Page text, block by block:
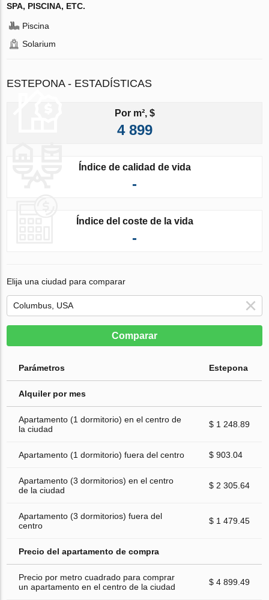
SPA, PISCINA, ETC.
Piscina
Solarium
ESTEPONA - ESTADÍSTICAS
Por m², $
4 899
Índice de calidad de vida
-
Índice del coste de la vida
-
Elija una ciudad para comparar
Comparar
Parámetros Estepona
Alquiler por mes
Apartamento (1 dormitorio) en el centro de
la ciudad
$ 1 248.89
Apartamento (1 dormitorio) fuera del centro $ 903.04
Apartamento (3 dormitorios) en el centro
de la ciudad
$ 2 305.64
Apartamento (3 dormitorios) fuera del
centro
$ 1 479.45
Precio del apartamento de compra
Precio por metro cuadrado para comprar
un apartamento en el centro de la ciudad
$ 4 899.49